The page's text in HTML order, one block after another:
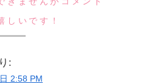
しいです！
:
2:58 PM